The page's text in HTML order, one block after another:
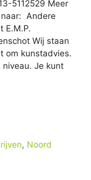
5112529 Meer
Andere
E.M.P.
Wij staan
om kunstadvies.
niveau. Je kunt
, Noord